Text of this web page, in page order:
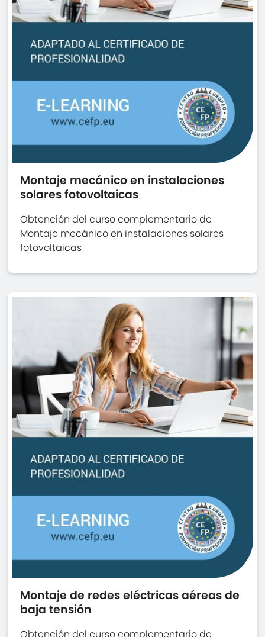
Montaje mecánico en instalaciones
solares fotovoltaicas
Obtención del curso complementario de
Montaje mecánico en instalaciones solares
fotovoltaicas
Montaje de redes eléctricas aéreas de
baja tensión